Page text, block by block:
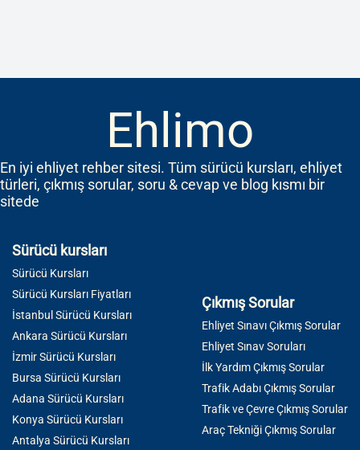
Ehlimo
En iyi ehliyet rehber sitesi. Tüm sürücü kursları, ehliyet
türleri, çıkmış sorular, soru & cevap ve blog kısmı bir
sitede
Sürücü kursları
Sürücü Kursları
Sürücü Kursları Fiyatları
İstanbul Sürücü Kursları
Ankara Sürücü Kursları
İzmir Sürücü Kursları
Bursa Sürücü Kursları
Adana Sürücü Kursları
Konya Sürücü Kursları
Antalya Sürücü Kursları
Çıkmış Sorular
Ehliyet Sınavı Çıkmış Sorular
Ehliyet Sınav Soruları
İlk Yardım Çıkmış Sorular
Trafik Adabı Çıkmış Sorular
Trafik ve Çevre Çıkmış Sorular
Araç Tekniği Çıkmış Sorular